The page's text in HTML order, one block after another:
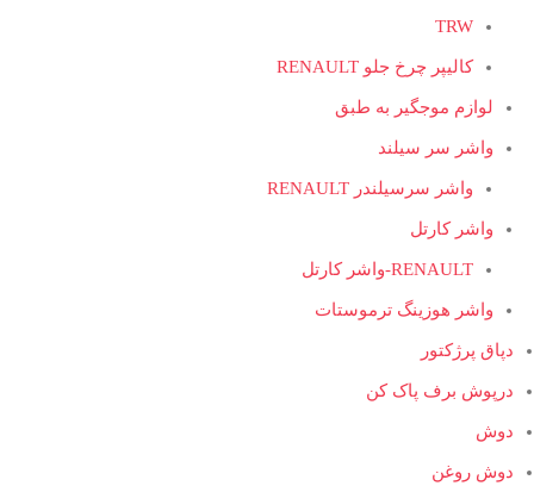
TRW
کالیپر چرخ جلو RENAULT
لوازم موجگیر به طبق
واشر سر سیلند
واشر سرسیلندر RENAULT
واشر کارتل
RENAULT-واشر کارتل
واشر هوزینگ ترموستات
دپاق پرژکتور
درپوش برف پاک کن
دوش
دوش روغن